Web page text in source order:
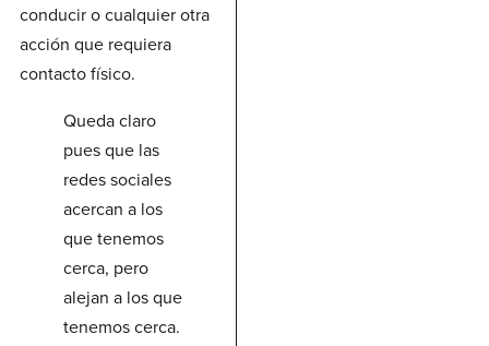
conducir o cualquier otra
acción que requiera
contacto físico.
Queda claro
pues que las
redes sociales
acercan a los
que tenemos
cerca, pero
alejan a los que
tenemos cerca.